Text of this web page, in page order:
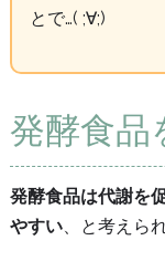
とで…( ;∀;)
発酵食品
発酵食品は代謝を
やすい、と考えら